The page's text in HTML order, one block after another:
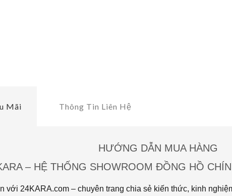
Mãi Thông Tin Liên Hệ
HƯỚNG DẪN MUA HÀNG
– HỆ THỐNG SHOWROOM ĐỒNG HỒ
với 24KARA.com – chuyên trang chia sẻ kiến thức, kinh